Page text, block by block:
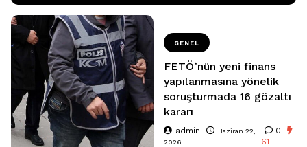
GENEL
FETÖ’nün yeni finans
yapılanmasına yönelik
soruşturmada 16 gözaltı
kararı
admin
Haziran 22,
2026
0
61